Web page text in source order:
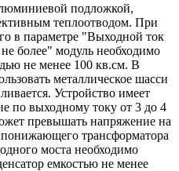
подложкой,
теплоотводом. При
в параметре "Выходной ток
более" модуль необходимо
не менее 100 кв.см. В
металлическое шасси
Устройство имеет
по выходному току от 3 до 4
превышать напряжение на
трансформатора
моста необходимо
емкостью не менее